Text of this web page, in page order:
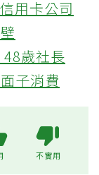
用卡公司
歲社長
子消費
不實用